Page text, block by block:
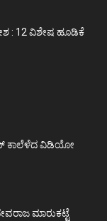
: 12 ವಿಶೇಷ ಹೂಡಿಕೆ
ಕಾಲೆಳೆದ ವಿಡಿಯೋ
ಮಾರುಕಟ್ಟೆ